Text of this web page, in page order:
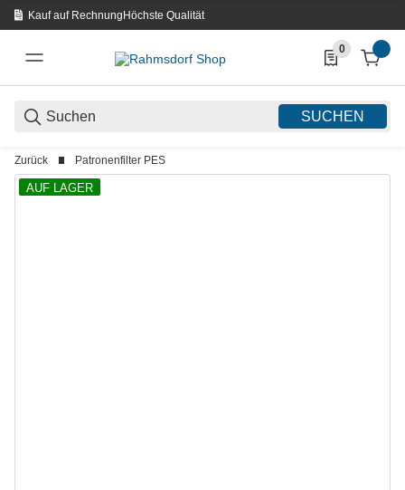
Kauf auf RechnungHöchste Qualität
SUCHEN
0
0 Produkte in
Zurück Patronenfilter PES
AUF LAGER